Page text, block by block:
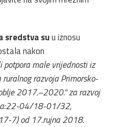
sredstva suu iznosu
nakon
potpora male vrijednosti iz
razvoja Primorsko-
2017.–2020.“ za razvoj
04/18-01/32,
7) od 17.rujna 2018.